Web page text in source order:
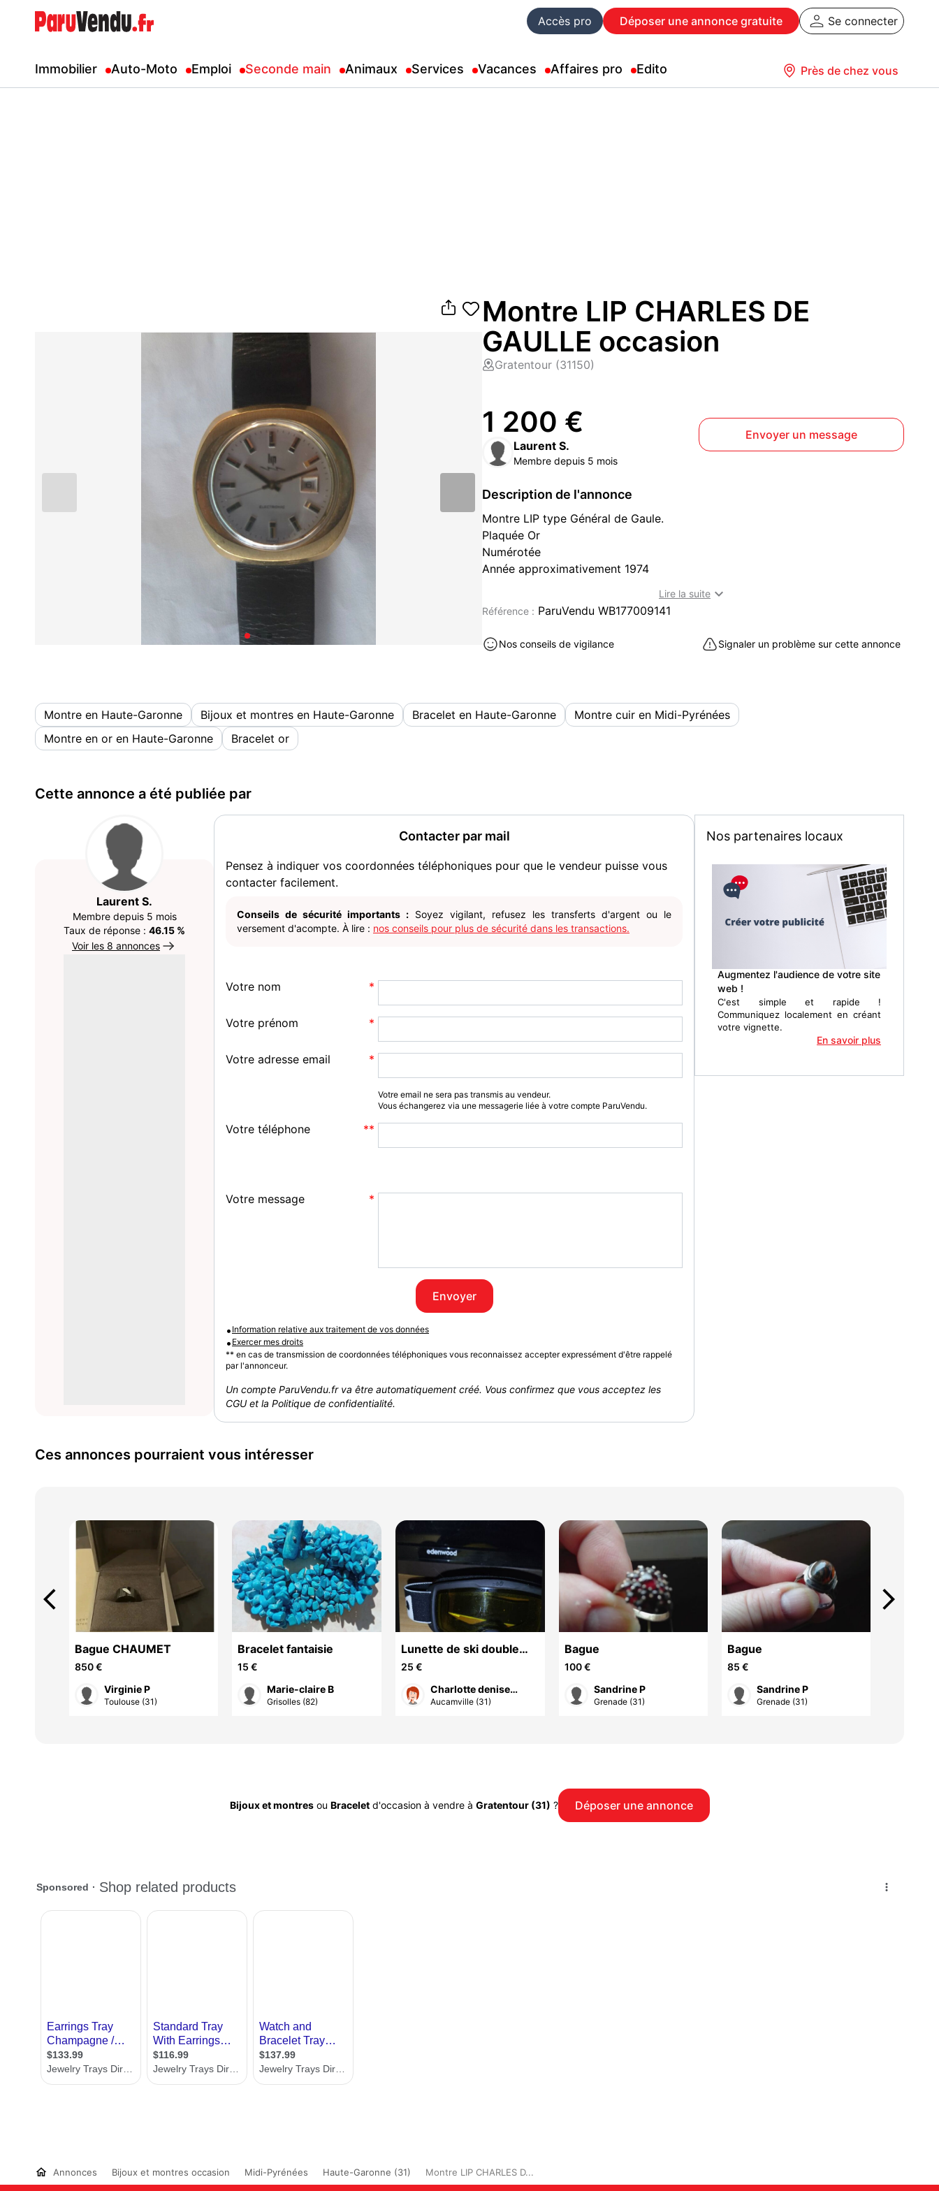
Accès pro Déposer une annonce gratuite Se connecter
Immobilier Auto-Moto Emploi Seconde main Animaux Services Vacances Affaires pro Edito Près de chez vous
Montre LIP CHARLES DE
GAULLE occasion
Gratentour (31150)
1 200 €
Laurent S.
Membre depuis 5 mois
Envoyer un message
Description de l'annonce
Montre LIP type Général de Gaule.
Plaquée Or
Numérotée
Année approximativement 1974
Excellent état verre non rayé, bracelet cuir d'origine excellent état
Remise en main propre
Montre occasion à vendre à Gratentour (31150) : bijoux et montres à acheter en Haute-
Garonne (31)
Lire la suite 
Référence : ParuVendu WB177009141
Nos conseils de vigilance Signaler un problème sur cette annonce
Montre en Haute-Garonne Bijoux et montres en Haute-Garonne Bracelet en Haute-Garonne
Montre cuir en Midi-Pyrénées
Montre en or en Haute-Garonne
Bracelet or
Cette annonce a été publiée par
Laurent S.
Membre depuis 5 mois
Taux de réponse : 46.15 %
Voir les 8 annonces
Contacter par mail
Pensez à indiquer vos coordonnées téléphoniques pour que le vendeur puisse vous
contacter facilement.
Conseils de sécurité importants : Soyez vigilant, refusez les transferts d'argent ou le
versement d'acompte. À lire : nos conseils pour plus de sécurité dans les transactions.
Votre nom
Votre prénom
Votre adresse email
Votre email ne sera pas transmis au vendeur.
Vous échangerez via une messagerie liée à votre compte ParuVendu.
Votre téléphone
Votre message
Envoyer
• Information relative aux traitement de vos données
• Exercer mes droits
** en cas de transmission de coordonnées téléphoniques vous reconnaissez accepter expressément d'être rappelé
par l'annonceur.
Un compte ParuVendu.fr va être automatiquement créé. Vous confirmez que vous acceptez les
CGU et la Politique de confidentialité.
Nos partenaires locaux
Augmentez l'audience de votre site
web !
C'est simple et rapide !
Communiquez localement en créant
votre vignette.
En savoir plus
Ces annonces pourraient vous intéresser
Bague CHAUMET
850 €
Virginie P
Toulouse (31)
Bracelet fantaisie
15 €
Marie-claire B
Grisolles (82)
Lunette de ski double
screen
25 €
Charlotte denise
elodie P
Aucamville (31)
Bague
100 €
Sandrine P
Grenade (31)
Bague
85 €
Sandrine P
Grenade (31)
arrow_back_ios arrow_forward_ios
Bijoux et montresou Braceletd'occasion à vendre à Gratentour (31) ? Déposer une annonce
Annonces Bijoux et montres occasion Midi-Pyrénées Haute-Garonne (31) Montre LIP CHARLES D...